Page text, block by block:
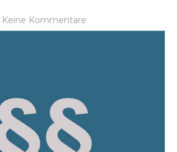
Keine Kommentare